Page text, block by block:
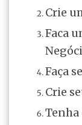
Crie
Faca
Faça
Crie